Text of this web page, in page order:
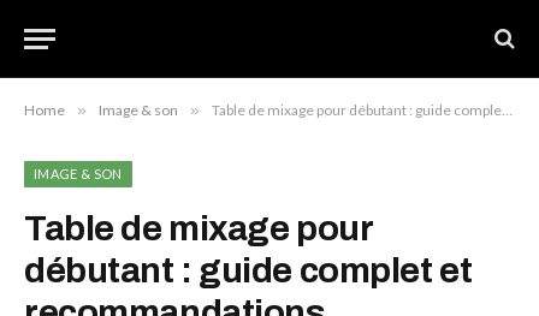
Home » Image & son » Table de mixage pour débutant : guide complet et recommandations
IMAGE & SON
Table de mixage pour
débutant : guide complet et